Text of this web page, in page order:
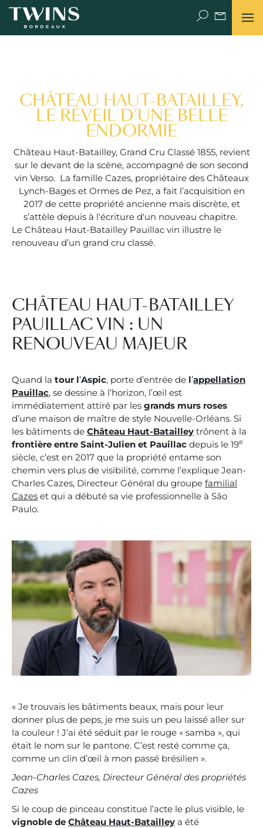
UNE HISTOIRE DE FAMILLE
THE PLACE (DE BORDEAUX) TO BE
NEWS
VIDÉOS
LET’S TALK
FACE TO FACE
CONTACTEZ-NOUS
FR EN
CHÂTEAU HAUT-BATAILLEY,
LE RÉVEIL D’UNE BELLE
ENDORMIE
Château Haut-Batailley, Grand Cru Classé 1855, revient
sur le devant de la scène, accompagné de son second
vin Verso. La famille Cazes, propriétaire des Châteaux
Lynch-Bages et Ormes de Pez, a fait l’acquisition en
2017 de cette propriété ancienne mais discrète, et
s’attèle depuis à l'écriture d'un nouveau chapitre.
Le Château Haut-Batailley Pauillac vin illustre le
renouveau d’un grand cru classé.
CHÂTEAU HAUT-BATAILLEY
PAUILLAC VIN : UN
RENOUVEAU MAJEUR
Quand la tour l’Aspic, porte d’entrée de l’appellation
Pauillac, se dessine à l’horizon, l’œil est
immédiatement attiré par les grands murs roses
d’une maison de maître de style Nouvelle-Orléans. Si
les bâtiments de Château Haut-Batailley trônent à la
frontière entre Saint-Julien et Pauillac depuis le 19e
siècle, c’est en 2017 que la propriété entame son
chemin vers plus de visibilité, comme l’explique Jean-
Charles Cazes, Directeur Général du groupe familial
Cazes et qui a débuté sa vie professionnelle à São
Paulo.
« Je trouvais les bâtiments beaux, mais pour leur
donner plus de peps, je me suis un peu laissé aller sur
la couleur ! J’ai été séduit par le rouge « samba », qui
était le nom sur le pantone. C’est resté comme ça,
comme un clin d’œil à mon passé brésilien ».
Jean-Charles Cazes, Directeur Général des propriétés
Cazes
Si le coup de pinceau constitue l’acte le plus visible, le
vignoble de Château Haut-Batailley a été